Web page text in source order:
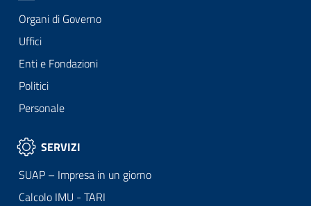
Organi di Governo
Uffici
Enti e Fondazioni
Politici
Personale
SERVIZI
SUAP – Impresa in un giorno
Calcolo IMU - TARI